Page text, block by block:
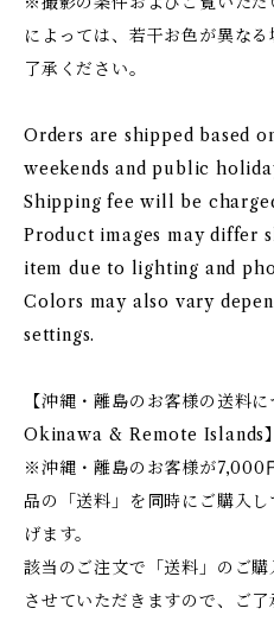
によっては、若干お色が異な
了承ください。
Orders are shipped based
weekends and public
Shipping fee will be
Product images may differ
item due to lighting and
Colors may also vary
settings.
【沖縄・離島のお客様の送
Okinawa & Remote Islands】
※沖縄・離島のお客様が7,000
品の「送料」を同時にご購入
げます。
該当のご注文で「送料」のご
させていただきますので、ご了